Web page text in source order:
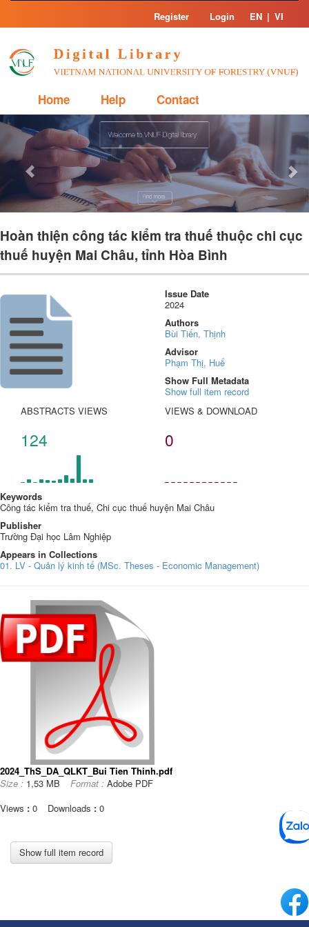
Skip
Register Login EN | VI
Home Help Contact
Previous
Hoàn thiện công tác kiểm tra thuế thuộc chi cục
thuế huyện Mai Châu, tỉnh Hòa Bình
Issue Date
2024
Authors
Bùi Tiến, Thịnh
Advisor
Phạm Thị, Huế
Show Full Metadata
Show full item record
ABSTRACTS VIEWS
124
VIEWS & DOWNLOAD
0
Keywords
Công tác kiểm tra thuế, Chi cục thuế huyện Mai Châu
Publisher
Trường Đại học Lâm Nghiệp
Appears in Collections
01. LV - Quản lý kinh tế (MSc. Theses - Economic Management)
2024_ThS_DA_QLKT_Bui Tien Thinh.pdf
Size : 1,53 MB Format : Adobe PDF
Views : 0 Downloads : 0
Show full item record